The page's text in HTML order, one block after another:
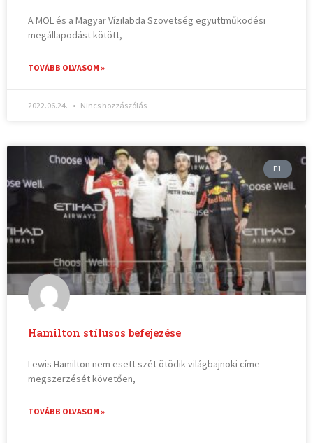
A MOL és a Magyar Vízilabda Szövetség együttműködési
megállapodást kötött,
TOVÁBB OLVASOM »
2022.06.24. Nincs hozzászólás
F1
Hamilton stílusos befejezése
Lewis Hamilton nem esett szét ötödik világbajnoki címe
megszerzését követően,
TOVÁBB OLVASOM »